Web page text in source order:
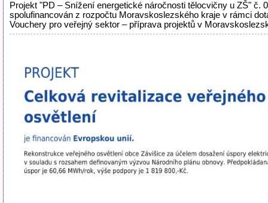
Projekt "PD – Snížení energetické náročnosti tělocvičny u ZŠ" č.
spolufinancován z rozpočtu Moravskoslezského kraje v rámci
Vouchery pro veřejný sektor – příprava projektů v